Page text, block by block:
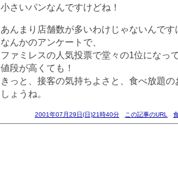
小さいパンなんですけどね！
あんまり店舗数が多いわけじゃないんで
なんかのアンケートで、
ファミレスの人気投票で堂々の1位になっ
値段が高くても！
きっと、接客の気持ちよさと、食べ放題
しょうね。
2001年07月29日(日)21時40分 この記事のURL